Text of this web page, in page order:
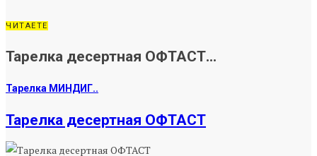
ЧИТАЕТЕ
Тарелка десертная ОФТАСТ...
Тарелка МИНДИГ..
Тарелка десертная ОФТАСТ